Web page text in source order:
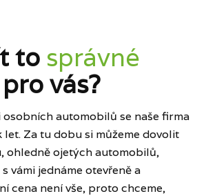
to správné
pro vás?
osobních automobilů se naše firma
let. Za tu dobu si můžeme dovolit
ohledně ojetých automobilů,
vámi jednáme otevřeně a
cena není vše, proto chceme,